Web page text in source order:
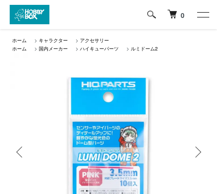
0
ホーム > キャラクター > アクセサリー
ホーム
> 国内メーカー > ハイキューパーツ > ルミドーム2